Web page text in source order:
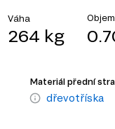
Váha
264 kg
Objem
Materiál přední
dřevotříska